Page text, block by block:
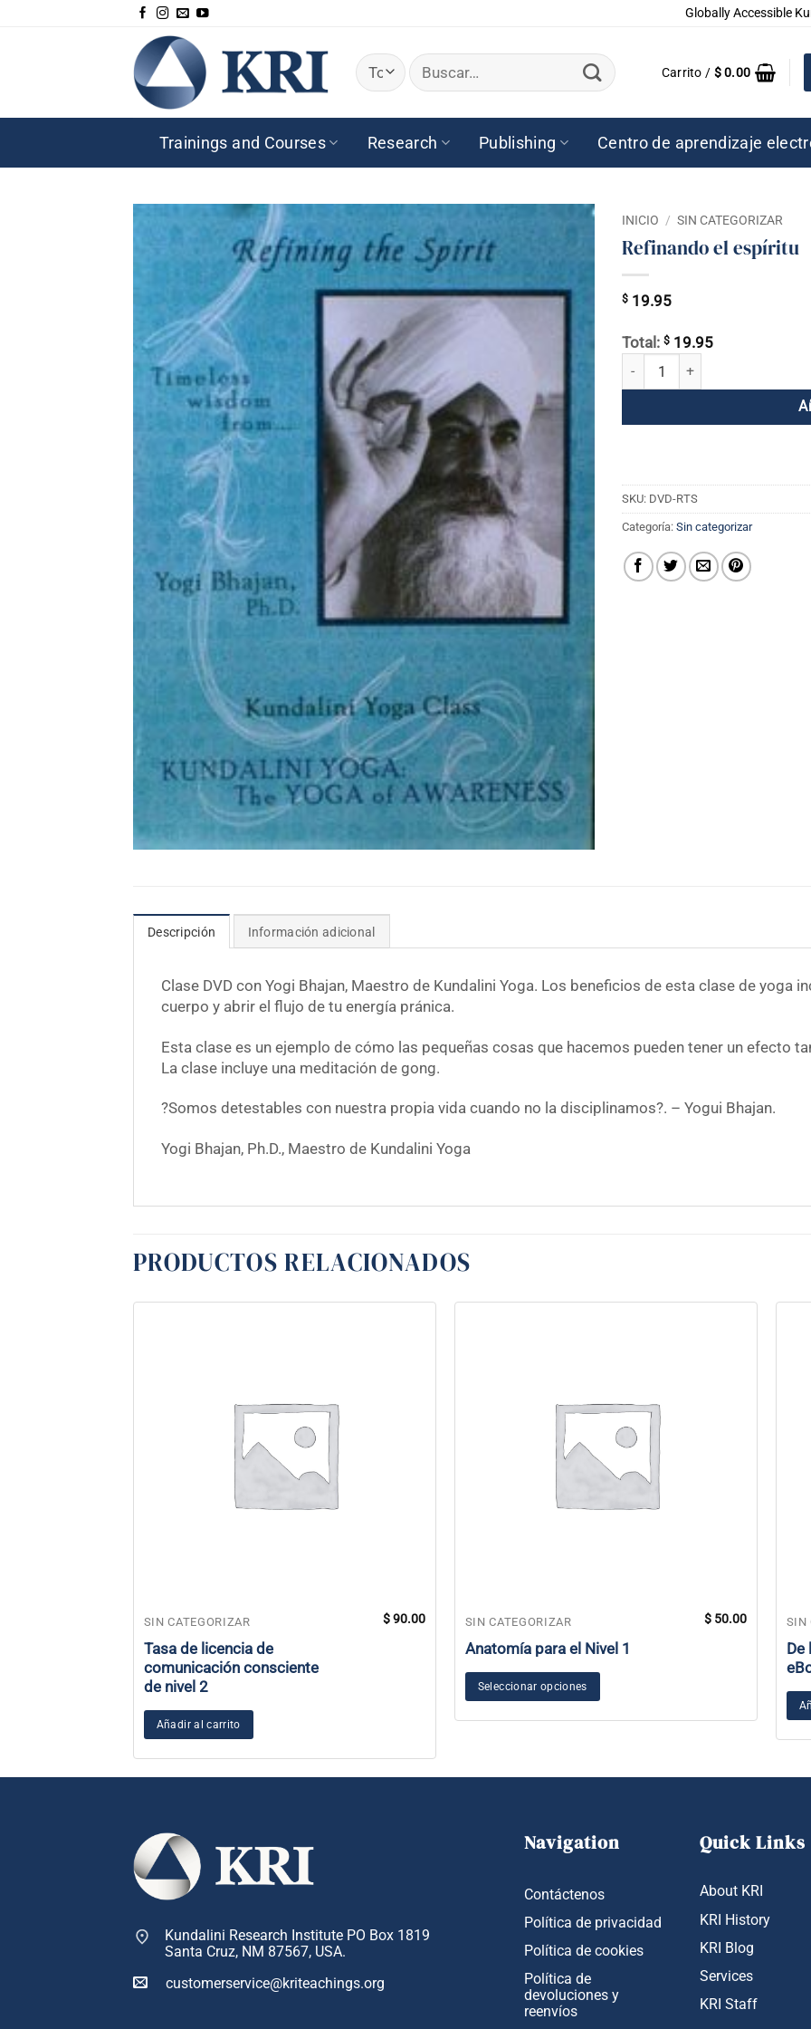
Globally Accessible
Buscar
por:
Carrito / $0.00
Trainings and Courses Research Publishing Centro de aprendizaje
INICIO / SIN CATEGORIZAR
Refinando el espíritu
$ 19.95
Total: $ 19.95
Refinando el espíritu cantidad
SKU: DVD-RTS
Categoría: Sin categorizar
Descripción Información adicional
Clase DVD con Yogi Bhajan, Maestro de Kundalini Yoga. Los beneficios de esta clase de yoga
cuerpo y abrir el flujo de tu energía pránica.
Esta clase es un ejemplo de cómo las pequeñas cosas que hacemos pueden tener un efecto
La clase incluye una meditación de gong.
?Somos detestables con nuestra propia vida cuando no la disciplinamos?. – Yogui Bhajan.
Yogi Bhajan, Ph.D., Maestro de Kundalini Yoga
PRODUCTOS RELACIONADOS
SIN CATEGORIZAR
Tasa de licencia de
comunicación consciente
de nivel 2
$90.00
Añadir al carrito
SIN CATEGORIZAR
Anatomía para el Nivel 1
$ 50.00
Seleccionar opciones
SIN
De
Kundalini Research Institute PO Box 1819
Santa Cruz, NM 87567, USA.
customerservice@kriteachings.org
Navigation
Contáctenos
Política de privacidad
Política de cookies
Política de
devoluciones y
reenvíos
Quick Links
About KRI
KRI History
KRI Blog
Services
KRI Staff